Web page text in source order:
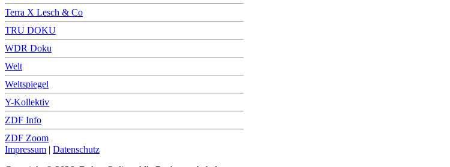
Terra X Lesch & Co
TRU DOKU
WDR Doku
Welt
Weltspiegel
Y-Kollektiv
ZDF Info
ZDF Zoom
Impressum | Datenschutz